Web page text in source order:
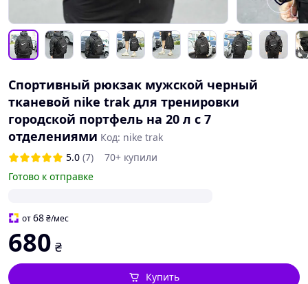
Спортивный рюкзак мужской черный
тканевой nike trak для тренировки
городской портфель на 20 л с 7
отделениями Код: nike trak
5.0 (7)
70+ купили
Готово к отправке
от68₴/мес
680 ₴
Купить